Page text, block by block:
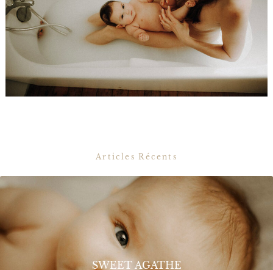
Articles Récents
SWEET AGATHE